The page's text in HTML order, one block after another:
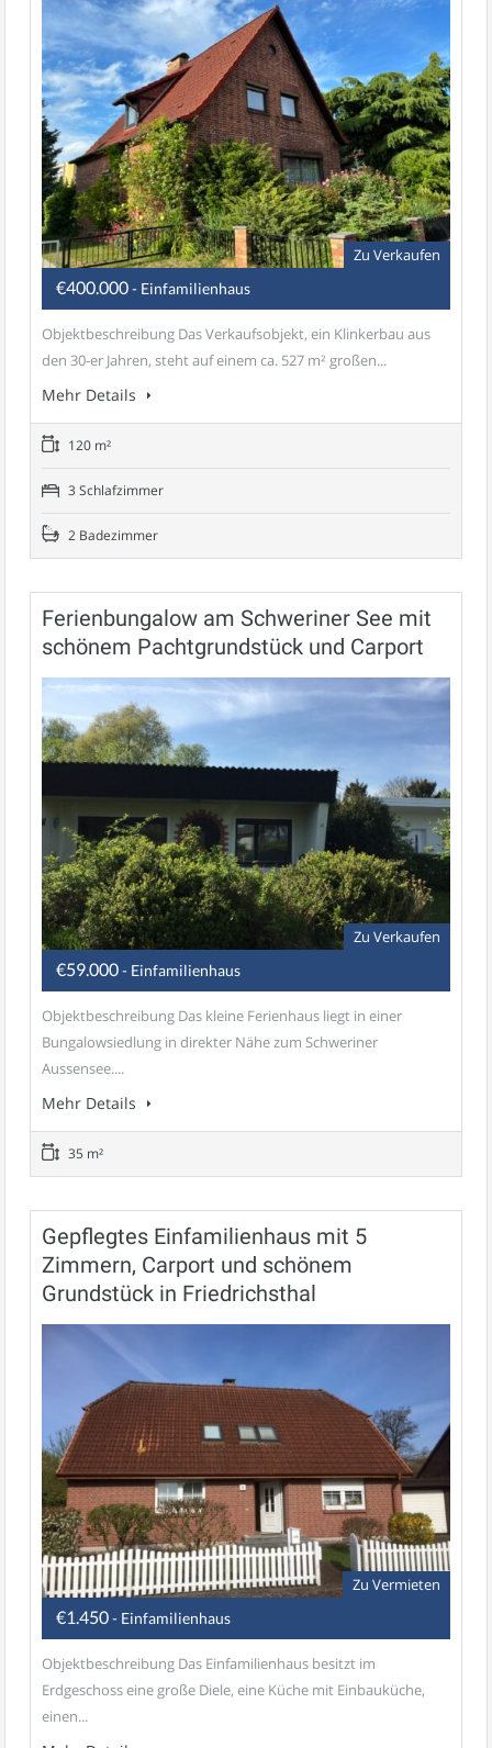
Zu Verkaufen
€400.000- Einfamilienhaus
Objektbeschreibung Das Verkaufsobjekt, ein Klinkerbau aus
den 30-er Jahren, steht auf einem ca. 527 m² großen...
Mehr Details
120 m²
3 Schlafzimmer
2 Badezimmer
Ferienbungalow am Schweriner See mit
schönem Pachtgrundstück und Carport
Zu Verkaufen
€59.000- Einfamilienhaus
Objektbeschreibung Das kleine Ferienhaus liegt in einer
Bungalowsiedlung in direkter Nähe zum Schweriner
Aussensee....
Mehr Details
35 m²
Gepflegtes Einfamilienhaus mit 5
Zimmern, Carport und schönem
Grundstück in Friedrichsthal
Zu Vermieten
€1.450- Einfamilienhaus
Objektbeschreibung Das Einfamilienhaus besitzt im
Erdgeschoss eine große Diele, eine Küche mit Einbauküche,
einen...